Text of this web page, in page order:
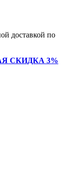
доставкой по
СКИДКА 3%